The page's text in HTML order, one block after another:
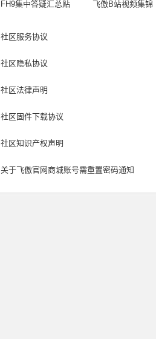
FH9集中答疑汇总贴 飞傲B站视频集锦
社区服务协议
社区隐私协议
社区法律声明
社区固件下载协议
社区知识产权声明
关于飞傲官网商城账号需重置密码通知